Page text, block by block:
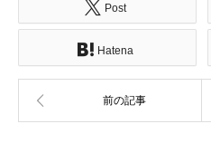
Post
Hatena